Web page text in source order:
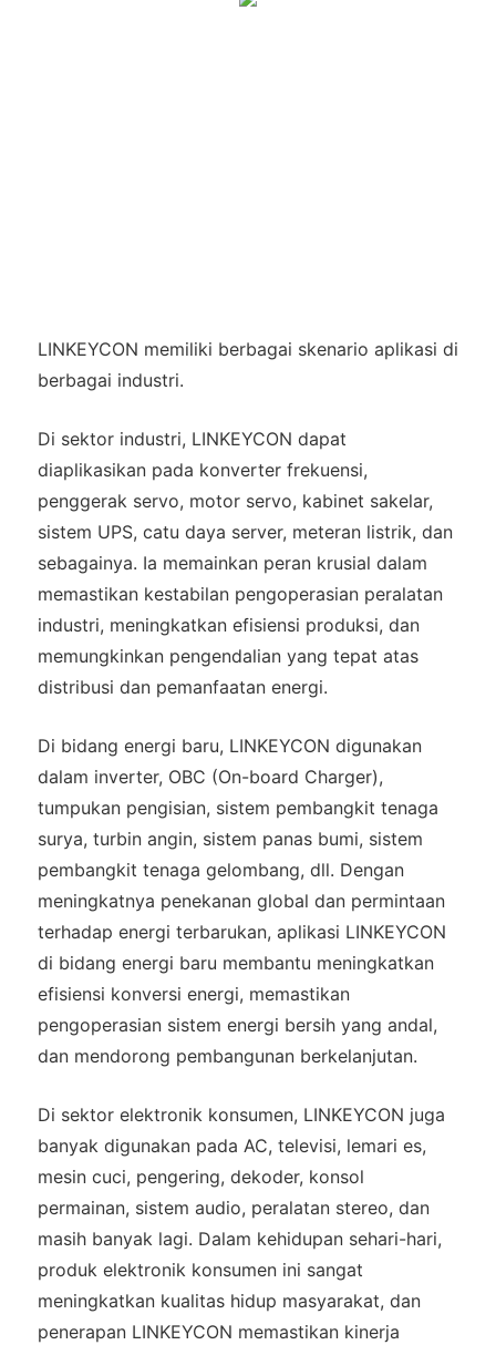
LINKEYCON memiliki berbagai skenario aplikasi di
berbagai industri.
Di sektor industri, LINKEYCON dapat
diaplikasikan pada konverter frekuensi,
penggerak servo, motor servo, kabinet sakelar,
sistem UPS, catu daya server, meteran listrik, dan
sebagainya. Ia memainkan peran krusial dalam
memastikan kestabilan pengoperasian peralatan
industri, meningkatkan efisiensi produksi, dan
memungkinkan pengendalian yang tepat atas
distribusi dan pemanfaatan energi.
Di bidang energi baru, LINKEYCON digunakan
dalam inverter, OBC (On-board Charger),
tumpukan pengisian, sistem pembangkit tenaga
surya, turbin angin, sistem panas bumi, sistem
pembangkit tenaga gelombang, dll. Dengan
meningkatnya penekanan global dan permintaan
terhadap energi terbarukan, aplikasi LINKEYCON
di bidang energi baru membantu meningkatkan
efisiensi konversi energi, memastikan
pengoperasian sistem energi bersih yang andal,
dan mendorong pembangunan berkelanjutan.
Di sektor elektronik konsumen, LINKEYCON juga
banyak digunakan pada AC, televisi, lemari es,
mesin cuci, pengering, dekoder, konsol
permainan, sistem audio, peralatan stereo, dan
masih banyak lagi. Dalam kehidupan sehari-hari,
produk elektronik konsumen ini sangat
meningkatkan kualitas hidup masyarakat, dan
penerapan LINKEYCON memastikan kinerja